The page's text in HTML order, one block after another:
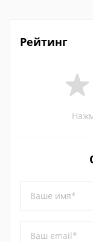
Рейтинг
Ваше имя*
Ваш email*